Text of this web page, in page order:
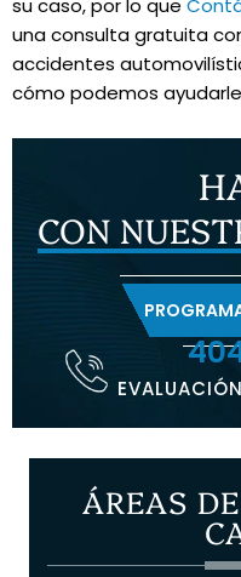
su caso, por lo que
una consulta gratuita
accidentes
cómo podemos
CON
ÁREAS